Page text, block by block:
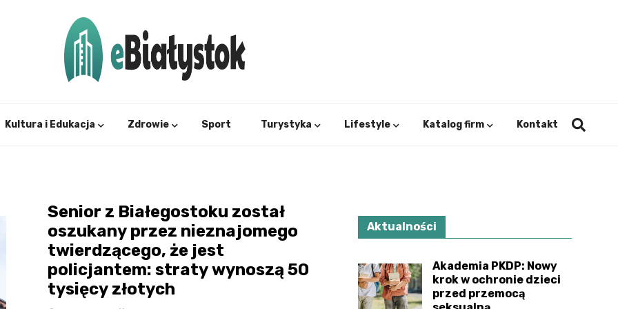
Kultura i Edukacja Zdrowie Sport Turystyka Lifestyle Katalog firm Kontakt
Senior z Białegostoku został
oszukany przez nieznajomego
twierdzącego, że jest
policjantem: straty wynoszą 50
tysięcy złotych
Aktualności
Akademia PKDP: Nowy
krok w ochronie dzieci
przed przemocą